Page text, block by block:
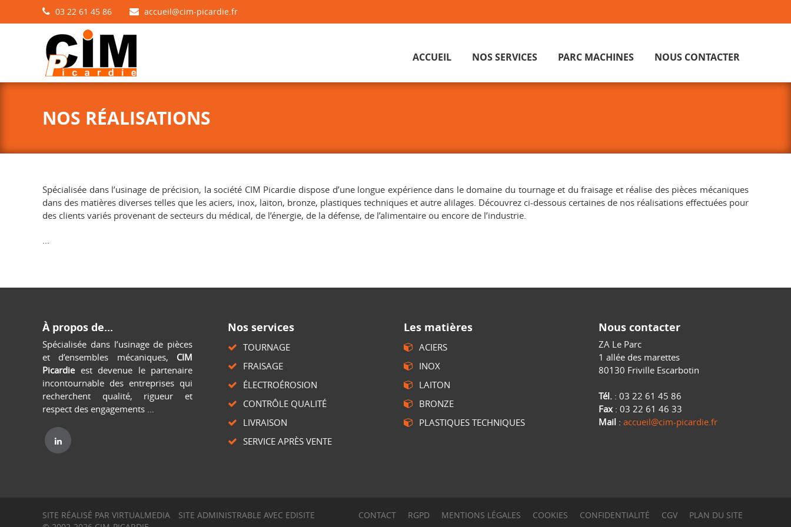
03 22 61 45 86 accueil@cim-picardie.fr
ACCUEIL NOS SERVICES PARC MACHINES NOUS CONTACTER
NOS RÉALISATIONS
Spécialisée dans l’usinage de précision, la société CIM Picardie dispose d’une longue expérience dans le domaine du tournage et du fraisage et réalise des pièces mécaniques
dans des matières diverses telles que les aciers, inox, laiton, bronze, plastiques techniques et autre alilages. Découvrez ci-dessous certaines de nos réalisations effectuées pour
des clients variés provenant de secteurs du médical, de l’énergie, de la défense, de l’alimentaire ou encore de l’industrie.
...
À propos de...
Spécialisée dans l’usinage de pièces
et d’ensembles mécaniques, CIM
Picardieest devenue le partenaire
incontournable des entreprises qui
recherchent qualité, rigueur et
respect des engagements ...
Nos services
TOURNAGE
FRAISAGE
ÉLECTROÉROSION
CONTRÔLE QUALITÉ
LIVRAISON
SERVICE APRÈS VENTE
Les matières
ACIERS
INOX
LAITON
BRONZE
PLASTIQUES TECHNIQUES
Nous contacter
ZA Le Parc
1 allée des marettes
80130 Friville Escarbotin
Tél. : 03 22 61 45 86
Fax: 03 22 61 46 33
Mail : accueil@cim-picardie.fr
CONTACT RGPD MENTIONS LÉGALES COOKIES CONFIDENTIALITÉ CGV PLAN DU SITE
SITE RÉALISÉ PAR VIRTUALMEDIA SITE ADMINISTRABLE AVEC EDISITE